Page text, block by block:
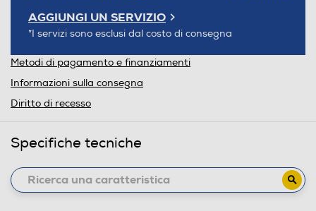
AGGIUNGI UN SERVIZIO
*I servizi sono esclusi dal costo di consegna
Metodi di pagamento e finanziamenti
Informazioni sulla consegna
Diritto di recesso
Specifiche tecniche